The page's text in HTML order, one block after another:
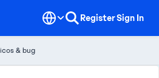
RegisterSign In
& bug